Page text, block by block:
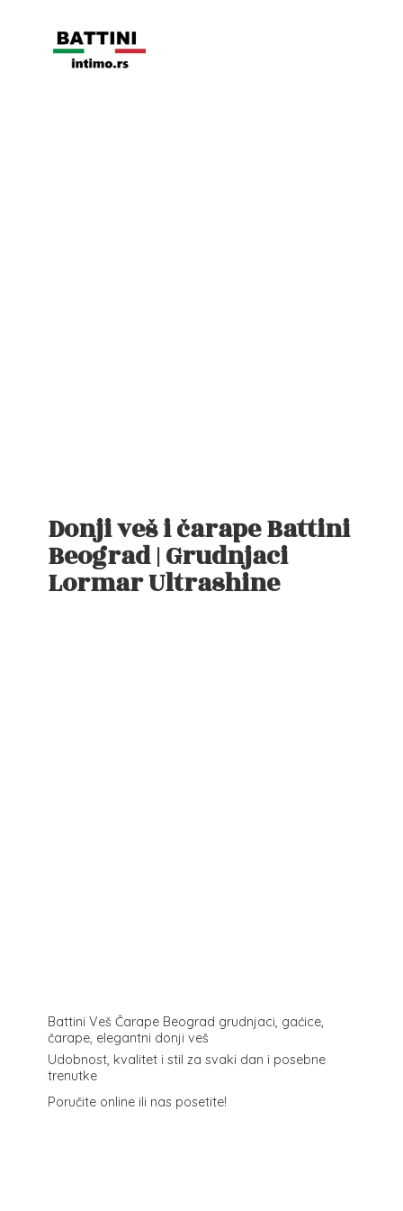
Donji veš i čarape Battini
Beograd | Grudnjaci
Lormar Ultrashine
Battini Veš Čarape Beograd grudnjaci, gaćice,
čarape, elegantni donji veš
Udobnost, kvalitet i stil za svaki dan i posebne
trenutke
Poručite online ili nas posetite!